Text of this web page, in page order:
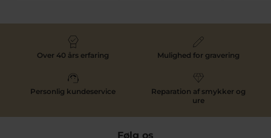
Over 40 års erfaring Mulighed for gravering
Personlig kundeservice
Reparation af smykker og
ure
Følg os